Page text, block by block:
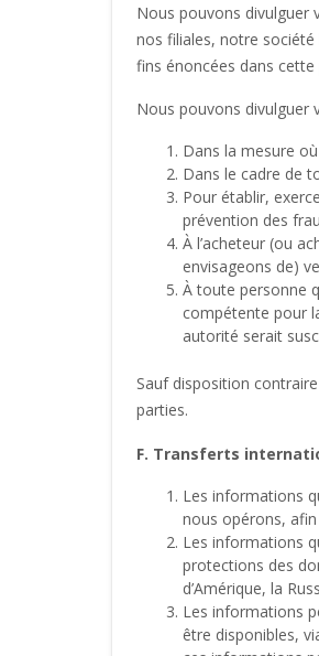
Nous pouvons divulguer
nos filiales, notre
fins énoncées dans cette
Nous pouvons divulguer
Dans la mesure
Dans le cadre de
Pour établir,
prévention des
À l’acheteur (ou
envisageons de)
À toute personne
compétente pour
autorité serait
Sauf disposition
parties.
F. Transferts
Les informations
nous opérons,
Les informations
protections des
d’Amérique, la
Les informations
être disponibles,